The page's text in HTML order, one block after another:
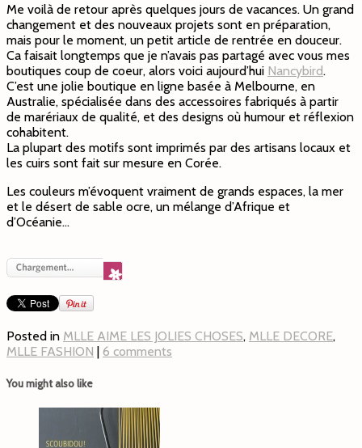
Me voilà de retour après quelques jours de vacances. Un grand
changement et des nouveaux projets sont en préparation,
mais pour le moment, un petit article de rentrée en douceur.
Ca faisait longtemps que je n’avais pas partagé avec vous mes
boutiques coup de coeur, alors voici aujourd’hui Nancybird.
C’est une jolie boutique en ligne basée à Melbourne, en
Australie, spécialisée dans des accessoires fabriqués à partir
de marériaux de qualité, et des designs où humour et réflexion
cohabitent.
La plupart des motifs sont imprimés par des artisans locaux et
les cuirs sont fait sur mesure en Corée.
Les couleurs m’évoquent vraiment de grands espaces, la mer
et le désert de sable ocre, un mélange d’Afrique et
d’Océanie…
Posted in MLLE AIME LES JOLIES CHOSES, MLLE DECORE,
MLLE FASHION | 6 comments
You might also like